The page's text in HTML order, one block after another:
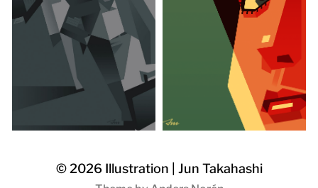
© 2026 Illustration | Jun Takahashi